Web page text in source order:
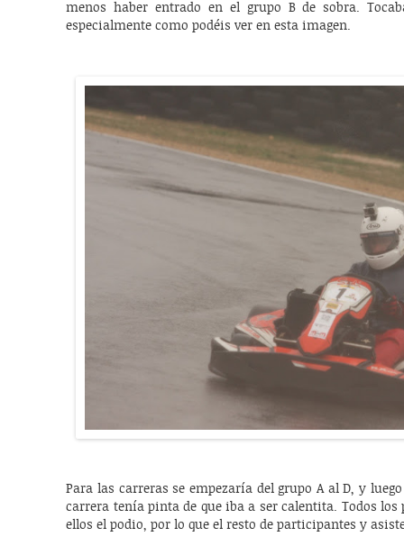
menos haber entrado en el grupo B de sobra.
especialmente como podéis ver en esta imagen.
Para las carreras se empezaría del grupo A al D, y
carrera tenía pinta de que iba a ser calentita. Todos
ellos el podio, por lo que el resto de participantes y